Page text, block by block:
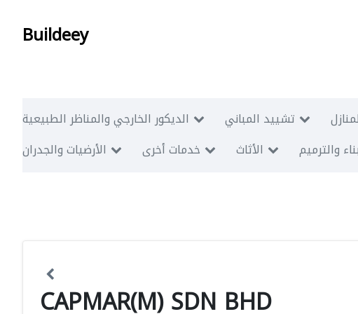
Buildeey
الديكور الخارجي والمناظر الطبيعية تشييد المباني
الأرضيات والجدران
خدمات أخرى الأثاث والترميم
CAPMAR(M) SDN BHD